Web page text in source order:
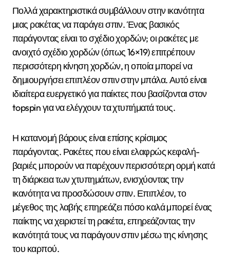
Πολλά χαρακτηριστικά συμβάλλουν στην ικανότητα
μιας ρακέτας να παράγει σπιν. Ένας βασικός
παράγοντας είναι το σχέδιο χορδών; οι ρακέτες με
ανοιχτό σχέδιο χορδών (όπως 16×19) επιτρέπουν
περισσότερη κίνηση χορδών, η οποία μπορεί να
δημιουργήσει επιπλέον σπιν στην μπάλα. Αυτό είναι
ιδιαίτερα ευεργετικό για παίκτες που βασίζονται στον
topspin για να ελέγχουν τα χτυπήματά τους.
Η κατανομή βάρους είναι επίσης κρίσιμος
παράγοντας. Ρακέτες που είναι ελαφρώς κεφαλή-
βαριές μπορούν να παρέχουν περισσότερη ορμή κατά
τη διάρκεια των χτυπημάτων, ενισχύοντας την
ικανότητα να προσδώσουν σπιν. Επιπλέον, το
μέγεθος της λαβής επηρεάζει πόσο καλά μπορεί ένας
παίκτης να χειριστεί τη ρακέτα, επηρεάζοντας την
ικανότητά τους να παράγουν σπιν μέσω της κίνησης
του καρπού.